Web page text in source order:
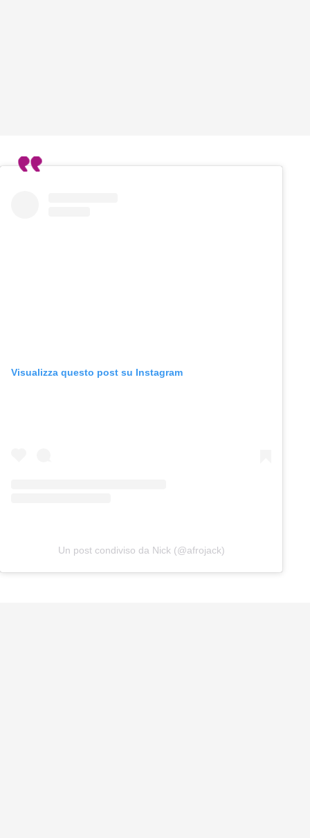
Visualizza questo post su Instagram
Un post condiviso da Nick (@afrojack)